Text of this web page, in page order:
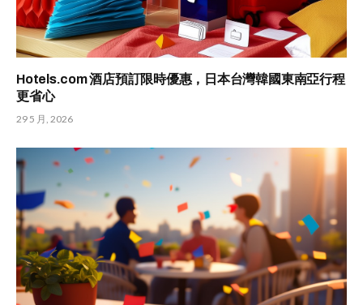
Hotels.com 酒店預訂限時優惠，日本台灣韓國東南亞行程
更省心
29 5 月, 2026